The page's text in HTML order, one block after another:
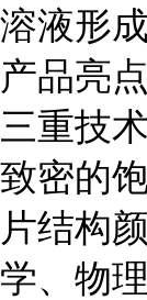
溶液形
产品亮
三重技
致密的
片结构
学、物